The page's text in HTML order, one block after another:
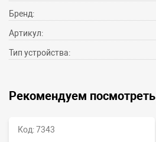
Бренд:
Артикул:
Тип устройства:
Рекомендуем посмотреть
Код: 7343